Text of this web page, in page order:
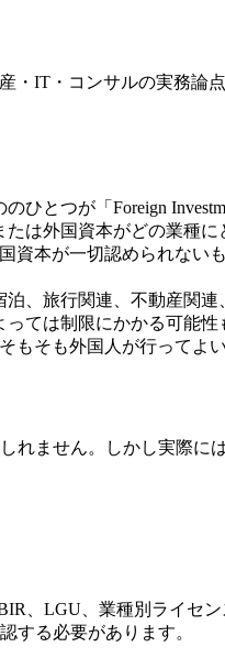
・IT・コンサルの実務
とつが「Foreign
は外国資本がどの業種に
本が一切認められない
、旅行関連、不動産関
ては制限にかかる可能性
そも外国人が行ってよ
れません。しかし実際
、LGU、業種別ライセ
する必要があります。